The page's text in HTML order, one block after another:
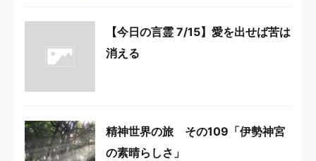
【今日の言霊 7/15】愛を出せば苦は
消える
精神世界の旅 その109「伊勢神宮
の素晴らしさ」